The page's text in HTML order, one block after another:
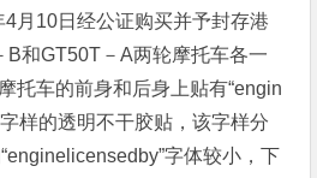
月10日经公证购买并予封存港
B和GT50T－A两轮摩托车各一
托车的前身和后身上贴有“engin
样的透明不干胶贴，该字样分
字体较小，下